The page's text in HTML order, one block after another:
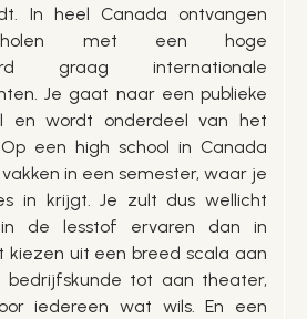
In heel Canada ontvangen
met een hoge
graag internationale
Je gaat naar een publieke
en wordt onderdeel van het
een high school in Canada
in een semester, waar je
in krijgt. Je zult dus wellicht
de lesstof ervaren dan in
kiezen uit een breed scala aan
bedrijfskunde tot aan theater,
iedereen wat wils. En een